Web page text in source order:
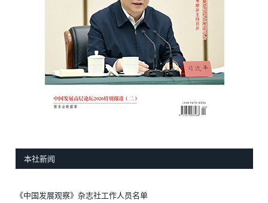
本社新闻
《中国发展观察》杂志社工作人员名单